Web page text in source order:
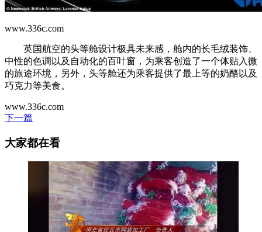
www.336c.com
英国航空的头等舱设计极具未来感，舱内的长毛绒装饰、
中性的色调以及自动化的百叶窗，为乘客创造了一个体贴入微
的旅途环境，另外，头等舱还为乘客提供了最上等的奶酪以及
巧克力等美食。
www.336c.com
下一篇
大家都在看